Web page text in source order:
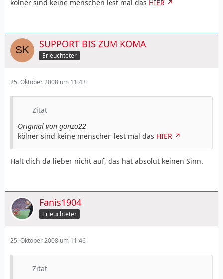
kölner sind keine menschen lest mal das HIER
SUPPORT BIS ZUM KOMA
Erleuchteter
25. Oktober 2008 um 11:43
Zitat
Original von gonzo22
kölner sind keine menschen lest mal das HIER
Halt dich da lieber nicht auf, das hat absolut keinen Sinn.
Fanis1904
Erleuchteter
25. Oktober 2008 um 11:46
Zitat